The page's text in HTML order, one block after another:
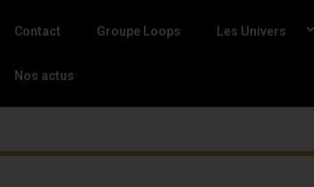
Contact Groupe Loops Les Univers
Nos actus